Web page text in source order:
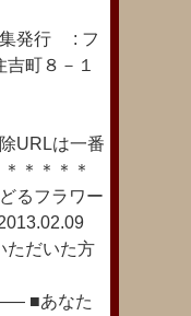
行 : フ
町８－１
は一番
＊＊＊＊
るフラワー
だいた方
なた